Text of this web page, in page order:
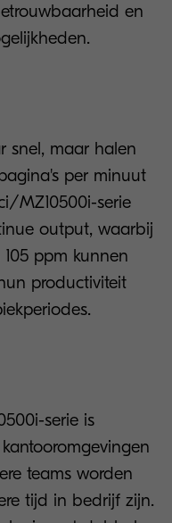
en
snel, maar halen
per minuut
MZ10500i-serie
output, waarbij
ppm kunnen
productiviteit
serie is
teams worden
tijd in bedrijf zijn.